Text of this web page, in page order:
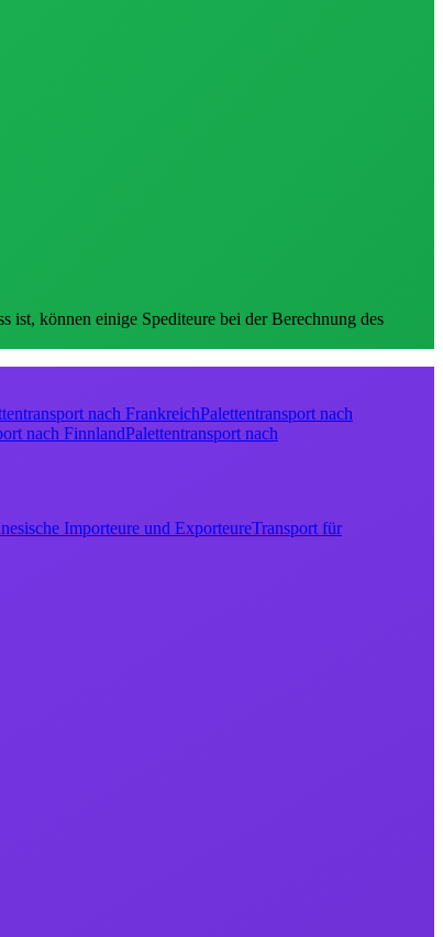
ist, können einige Spediteure bei der Berechnung des
nach FrankreichPalettentransport nach
nach FinnlandPalettentransport nach
Importeure und ExporteureTransport für